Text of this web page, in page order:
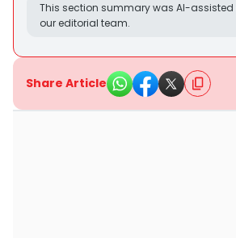
This section summary was AI-
our editorial team.
Share Article